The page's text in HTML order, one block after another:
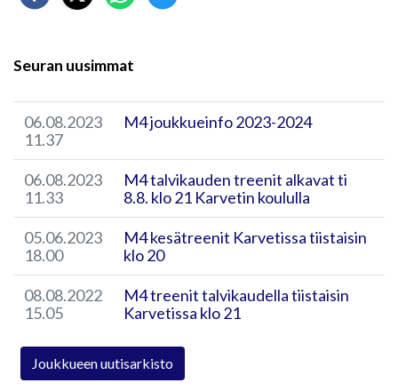
Seuran uusimmat
06.08.2023
11.37
M4 joukkueinfo 2023-2024
06.08.2023
11.33
M4 talvikauden treenit alkavat ti
8.8. klo 21 Karvetin koululla
05.06.2023
18.00
M4 kesätreenit Karvetissa tiistaisin
klo 20
08.08.2022
15.05
M4 treenit talvikaudella tiistaisin
Karvetissa klo 21
Joukkueen uutisarkisto